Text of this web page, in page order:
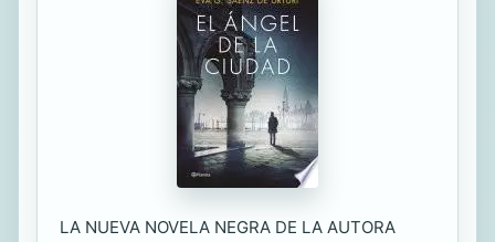
LA NUEVA NOVELA NEGRA DE LA AUTORA